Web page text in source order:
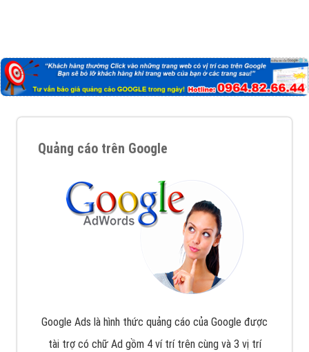
Quảng cáo trên Google
Google Ads là hình thức quảng cáo của Google được
tài trợ có chữ Ad gồm 4 ví trí trên cùng và 3 vị trí